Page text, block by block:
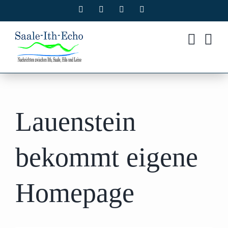
Inhalt
springen
Facebook Instagram
Lauenstein
bekommt eigene
Homepage